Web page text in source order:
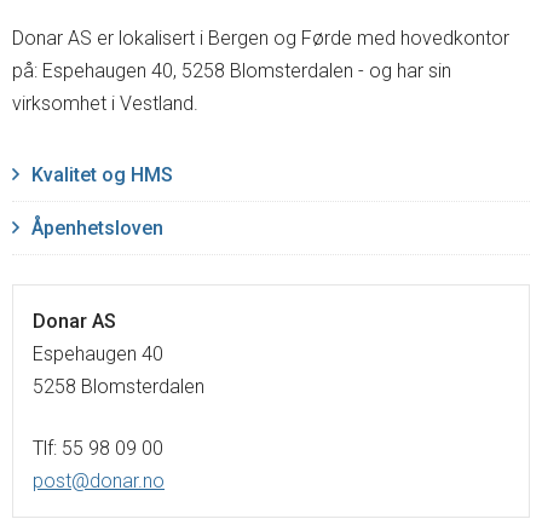
Donar AS er lokalisert i Bergen og Førde med hovedkontor
på: Espehaugen 40, 5258 Blomsterdalen - og har sin
virksomhet i Vestland.
Kvalitet og HMS
Åpenhetsloven
Donar AS
Espehaugen 40
5258 Blomsterdalen
Tlf: 55 98 09 00
post@donar.no